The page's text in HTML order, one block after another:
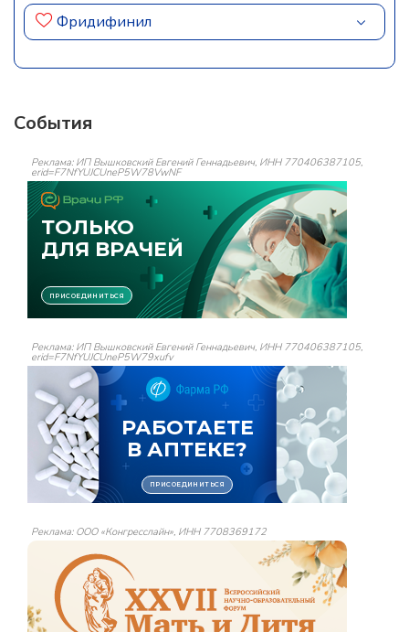
Фридифинил
События
Реклама: ИП Вышковский Евгений Геннадьевич, ИНН 770406387105,
erid=F7NfYUJCUneP5W78VwNF
Реклама: ИП Вышковский Евгений Геннадьевич, ИНН 770406387105,
erid=F7NfYUJCUneP5W79xufv
Реклама: ООО «Конгресслайн», ИНН 7708369172